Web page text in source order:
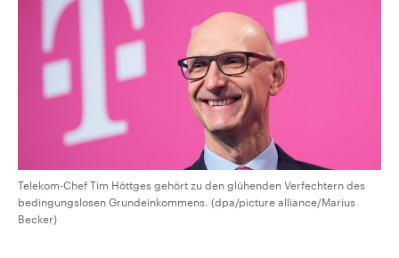
Telekom-Chef Tim Höttges gehört zu den glühenden Verfechtern des
bedingungslosen Grundeinkommens. (dpa/picture alliance/Marius
Becker)